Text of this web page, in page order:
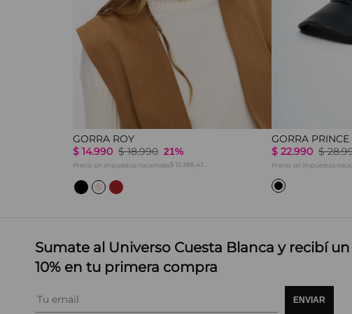
GORRA ROY
$ 14.990 $ 18.990 21%
Precio sin impuestos nacionales$ 12.388,43
GORRA PRINCE
$ 22.990 $ 28.
Precio sin impuestos
Sumate al Universo Cuesta Blanca y recibí un
10% en tu primera compra
ENVIAR